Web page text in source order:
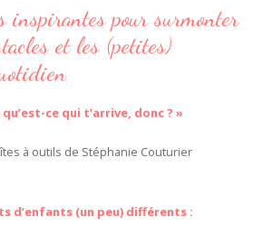
inspirantes pour surmonter
et les (petites)
ce qui t’arrive, donc ? »
à outils de Stéphanie Couturier
d’enfants (un peu) différents :